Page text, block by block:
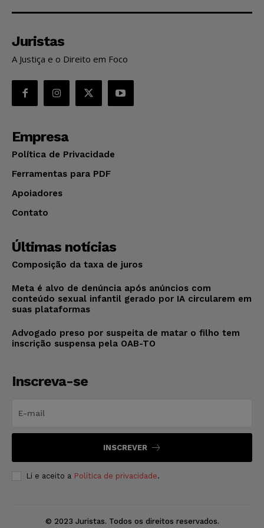
Juristas
A Justiça e o Direito em Foco
Empresa
Política de Privacidade
Ferramentas para PDF
Apoiadores
Contato
Últimas notícias
Composição da taxa de juros
Meta é alvo de denúncia após anúncios com
conteúdo sexual infantil gerado por IA circularem em
suas plataformas
Advogado preso por suspeita de matar o filho tem
inscrição suspensa pela OAB-TO
Inscreva-se
INSCREVER
Li e aceito a Política de privacidade.
© 2023 Juristas. Todos os direitos reservados.